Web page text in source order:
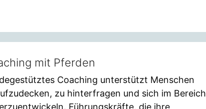
mit Pferden
Coaching unterstützt Menschen
zu hinterfragen und sich im Bereich
Führungskräfte, die ihre